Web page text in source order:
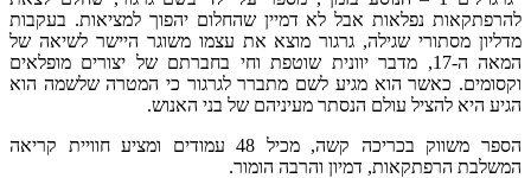
להרפתקאות נפלאות אבל לא דמיין שהחלום יהפוך למציאות. בעקבות
מדליון מסתורי שגילה, גרגור מוצא את עצמו משוגר היישר לשיאה של
המאה ה-17, מדבר יוונית שוטפת וחי בחברתם של יצורים מופלאים
וקסומים. כאשר הוא מגיע לשם מתברר לגרגור כי המטרה שלשמה הוא
הגיע היא להציל עולם הנסתר מעיניהם של בני האנוש.
הספר משווק בכריכה קשה, מכיל 48 עמודים ומציע חוויית קריאה
המשלבת הרפתקאות, דמיון והרבה הומור.